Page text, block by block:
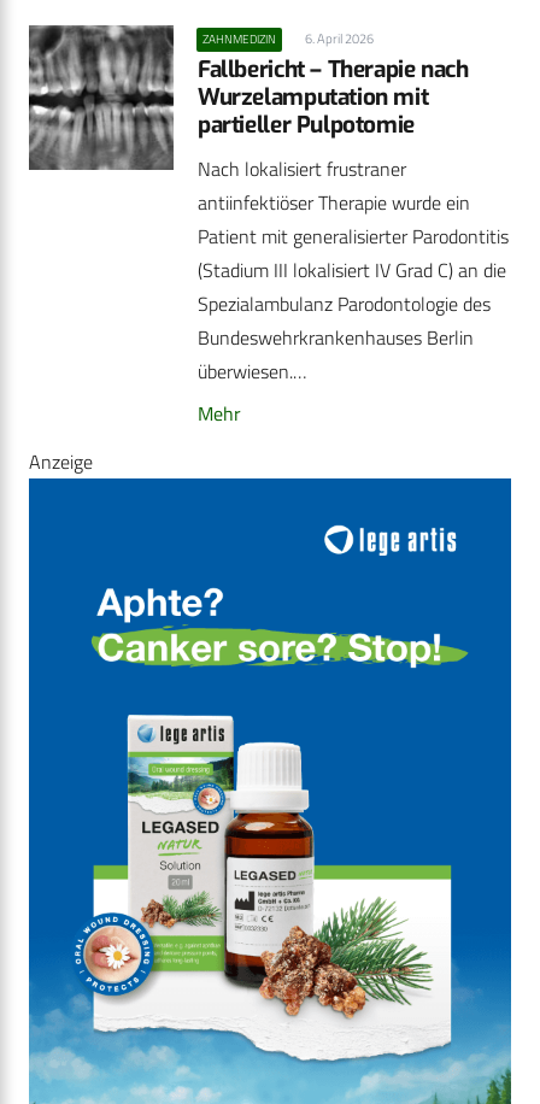
ZAHNMEDIZIN 6. April 2026
Fallbericht – Therapie nach
Wurzelamputation mit
partieller Pulpotomie
Nach lokalisiert frustraner
antiinfektiöser Therapie wurde ein
Patient mit generalisierter Parodontitis
(Stadium III lokalisiert IV Grad C) an die
Spezialambulanz Parodontologie des
Bundeswehrkrankenhauses Berlin
überwiesen.…
Mehr
Anzeige